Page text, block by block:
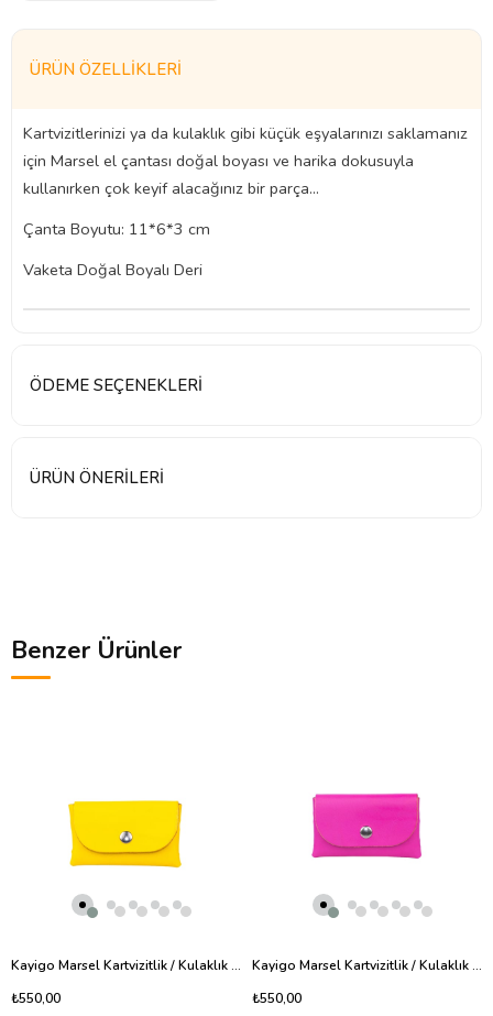
ÜRÜN ÖZELLIKLERI
Kartvizitlerinizi ya da kulaklık gibi küçük eşyalarınızı saklamanız
için Marsel el çantası doğal boyası ve harika dokusuyla
kullanırken çok keyif alacağınız bir parça...
Çanta Boyutu: 11*6*3 cm
Vaketa Doğal Boyalı Deri
ÖDEME SEÇENEKLERI
ÜRÜN ÖNERILERI
Benzer Ürünler
Kayigo Marsel Kartvizitlik / Kulaklık Çantası Sarı
₺550,00
Kayigo Marsel Kartvizitlik / Kulaklık Çantası Fuşya
₺550,00